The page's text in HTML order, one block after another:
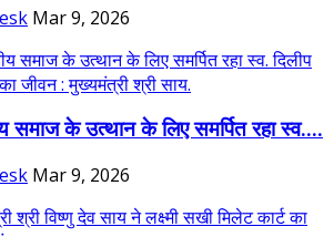
Mar 9, 2026
समाज के उत्थान के लिए समर्पित रहा स्व....
Mar 9, 2026